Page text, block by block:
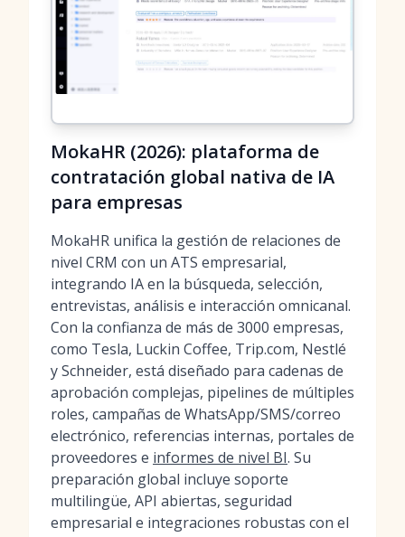
MokaHR (2026): plataforma de
contratación global nativa de IA
para empresas
MokaHR unifica la gestión de relaciones de
nivel CRM con un ATS empresarial,
integrando IA en la búsqueda, selección,
entrevistas, análisis e interacción omnicanal.
Con la confianza de más de 3000 empresas,
como Tesla, Luckin Coffee, Trip.com, Nestlé
y Schneider, está diseñado para cadenas de
aprobación complejas, pipelines de múltiples
roles, campañas de WhatsApp/SMS/correo
electrónico, referencias internas, portales de
proveedores e informes de nivel BI. Su
preparación global incluye soporte
multilingüe, API abiertas, seguridad
empresarial e integraciones robustas con el